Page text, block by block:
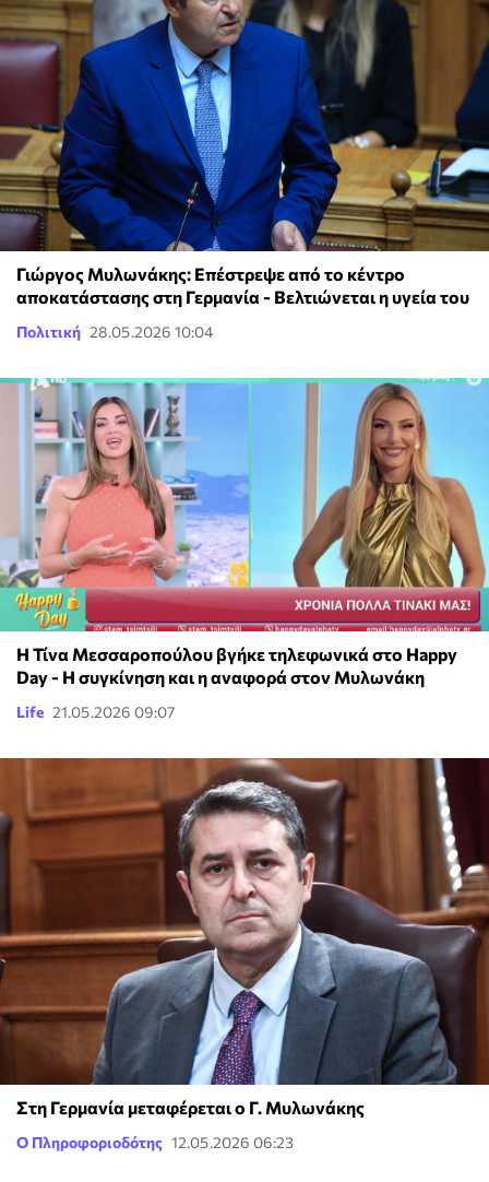
Γιώργος Μυλωνάκης: Επέστρεψε από το κέντρο
αποκατάστασης στη Γερμανία - Βελτιώνεται η υγεία του
Πολιτική 28.05.2026 10:04
Η Τίνα Μεσσαροπούλου βγήκε τηλεφωνικά στο Happy
Day - Η συγκίνηση και η αναφορά στον Μυλωνάκη
Life 21.05.2026 09:07
Στη Γερμανία μεταφέρεται ο Γ. Μυλωνάκης
Ο Πληροφοριοδότης 12.05.2026 06:23